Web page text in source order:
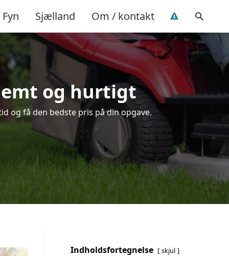
Fyn Sjælland Om / kontakt
og hurtigt
og få den bedste pris på din opgave.
Indholdsfortegnelse skjul